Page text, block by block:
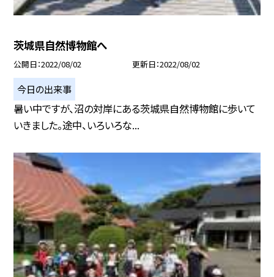
茨城県自然博物館へ
公開日 2022/08/02 更新日 2022/08/02
今日の出来事
暑い中ですが、沼の対岸にある茨城県自然博物館に歩いて
いきました。途中、いろいろな...